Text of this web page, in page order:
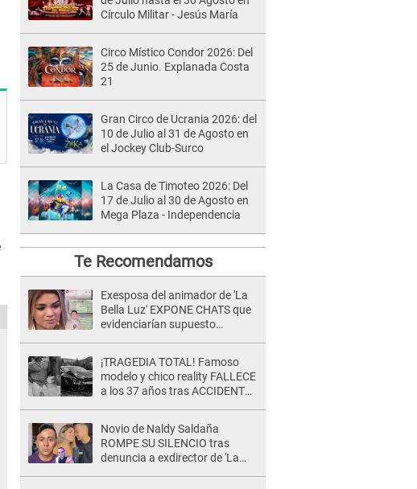
Círculo Militar - Jesús María
Circo Místico Condor 2026: Del
25 de Junio. Explanada Costa
21
Gran Circo de Ucrania 2026: del
10 de Julio al 31 de Agosto en
el Jockey Club-Surco
La Casa de Timoteo 2026: Del
17 de Julio al 30 de Agosto en
Mega Plaza - Independencia
Te Recomendamos
Exesposa del animador de 'La
Bella Luz' EXPONE CHATS que
evidenciarían supuesto
¡TRAGEDIA TOTAL! Famoso
modelo y chico reality FALLECE
a los 37 años tras ACCIDENTE
Novio de Naldy Saldaña
ROMPE SU SILENCIO tras
denuncia a exdirector de 'La